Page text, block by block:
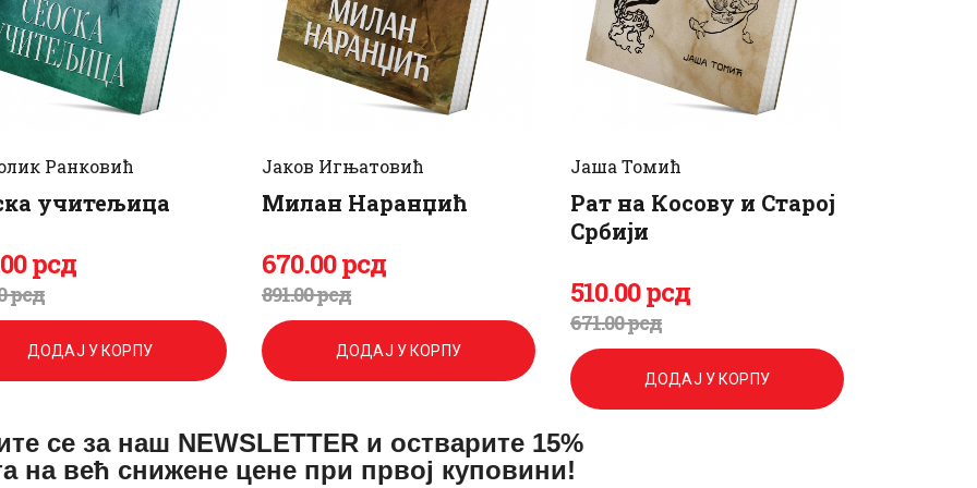
Ранковић
учитељица
рсд
00рсд
ДОДАЈ У КОРПУ
Јаков Игњатовић
Милан Наранџић
891.00рсд
Оригинална
цена
је
била:
670.00рсд
Тренутна
цена
је:
670.
ДОДАЈ У КОРПУ
Јаша Томић
Рат на Косову и Старој
Србији
671.00рсд
Оригинална
цена
је
била:
510.00рсд
Тренутна
цена
је:
510
ДОДАЈ У КОРПУ
се за наш NEWSLETTER и остварите 15%
на већ снижене цене при првој куповини!